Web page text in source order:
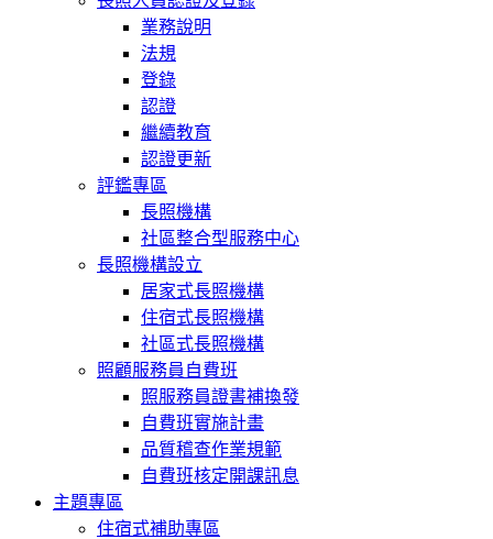
業務說明
法規
登錄
認證
繼續教育
認證更新
評鑑專區
長照機構
社區整合型服務中心
長照機構設立
居家式長照機構
住宿式長照機構
社區式長照機構
照顧服務員自費班
照服務員證書補換發
自費班實施計畫
品質稽查作業規範
自費班核定開課訊息
主題專區
住宿式補助專區